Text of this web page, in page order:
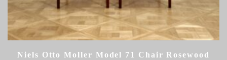
Niels Otto Moller Model 71 Chair Rosewood